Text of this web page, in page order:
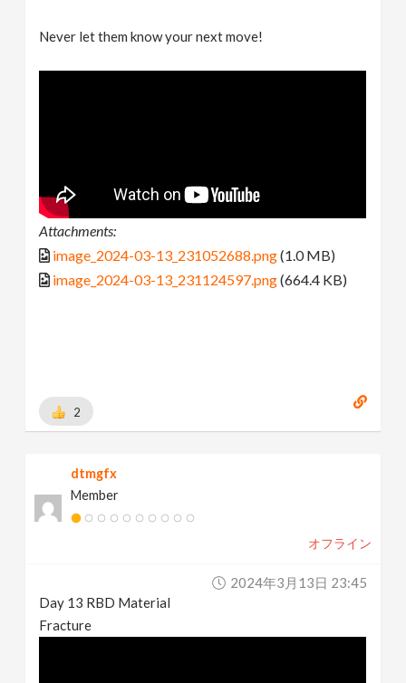
Never let them know your next move!
Attachments:
image_2024-03-13_231052688.png(1.0 MB)
image_2024-03-13_231124597.png(664.4 KB)
2
dtmgfx
Member
オフライン
2024年3月13日 23:45
Day 13 RBD Material
Fracture